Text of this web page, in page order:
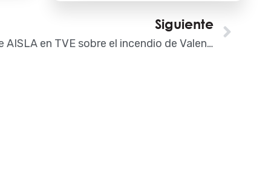
Siguiente
Intervención de AISLA en TVE sobre el incendio de Valencia